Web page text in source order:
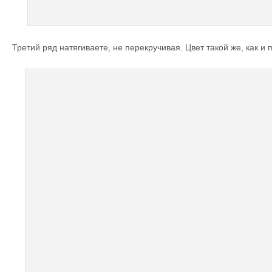
Третий ряд натягиваете, не перекручивая. Цвет такой же, как и